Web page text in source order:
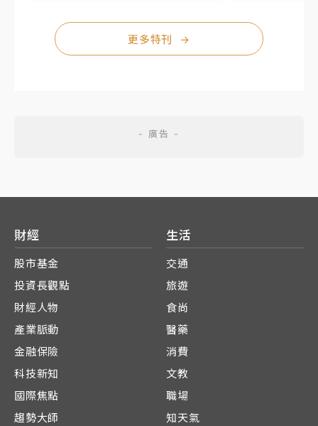
更多特刊 →
財經
股市基金
投資長觀點
財經人物
產業脈動
金融保險
科技新知
國際焦點
趨勢大師
生活
交通
旅遊
食尚
醫藥
消費
文教
職場
知天氣